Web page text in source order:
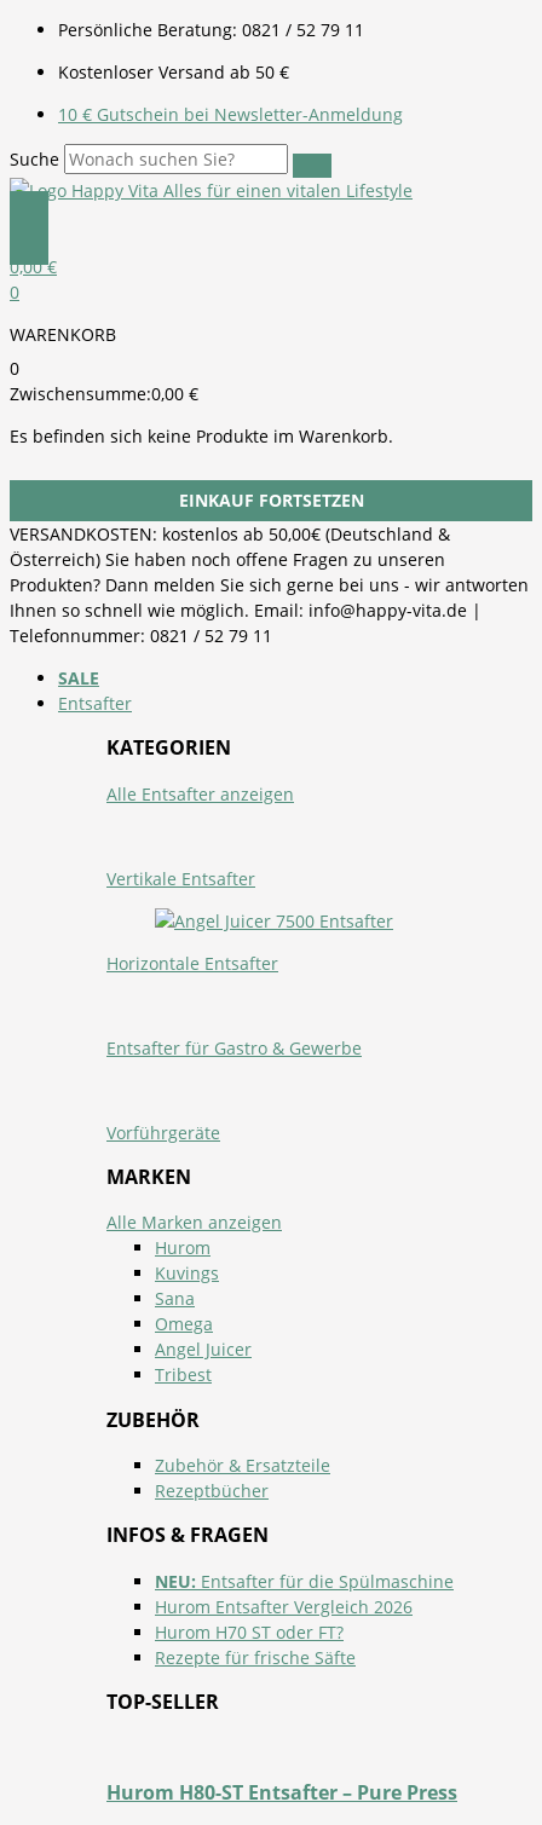
Inhalt
springen
Persönliche Beratung: 0821 / 52 79 11
Kostenloser Versand ab 50 €
10 € Gutschein bei Newsletter-Anmeldung
Suche
0,00€
0
WARENKORB
0
Zwischensumme:0,00 €
Es befinden sich keine Produkte im Warenkorb.
EINKAUF FORTSETZEN
VERSANDKOSTEN: kostenlos ab 50,00€ (Deutschland &
Österreich) Sie haben noch offene Fragen zu unseren
Produkten? Dann melden Sie sich gerne bei uns - wir antworten
Ihnen so schnell wie möglich. Email: info@happy-vita.de |
Telefonnummer: 0821 / 52 79 11
Menu
SALE
Entsafter
KATEGORIEN
Alle Entsafter anzeigen
Vertikale Entsafter
Horizontale Entsafter
Entsafter für Gastro & Gewerbe
Vorführgeräte
MARKEN
Alle Marken anzeigen
Hurom
Kuvings
Sana
Omega
Angel Juicer
Tribest
ZUBEHÖR
Zubehör & Ersatzteile
Rezeptbücher
INFOS & FRAGEN
NEU: Entsafter für die Spülmaschine
Hurom Entsafter Vergleich 2026
Hurom H70 ST oder FT?
Rezepte für frische Säfte
TOP-SELLER
Hurom H80-ST Entsafter – Pure Press
Menu
Preis
war:
Preis
ist:
Bianco
Metallic
Menge